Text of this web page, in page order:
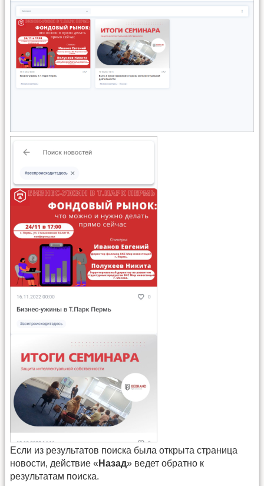
Если из результатов поиска была открыта страница
новости, действие « Назад» ведет обратно к
результатам поиска.